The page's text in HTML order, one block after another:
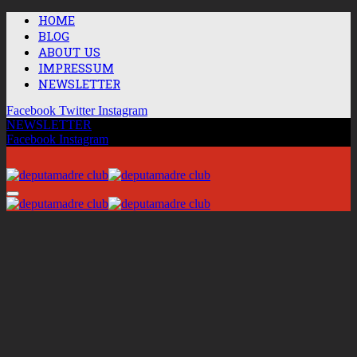
HOME
BLOG
ABOUT US
IMPRESSUM
NEWSLETTER
Facebook Twitter Instagram
NEWSLETTER
Facebook Instagram